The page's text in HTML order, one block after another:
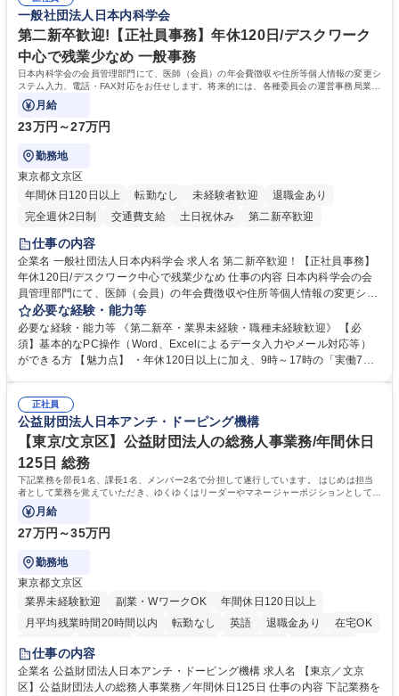
ン】業界未経験歓迎/自社ゲーム/WEB面接
一般社団法人日本内科学会
第二新卒歓迎!【正社員事務】年休120日/デスクワーク
中心で残業少なめ 一般事務
日本内科学会の会員管理部門にて、医師（会員）の年会費徴収や住所等個人情報の変更シ
ステム入力、電話・FAX対応をお任せします。将来的には、各種委員会の運営事務局業務
などにも幅広く携わっていただきます。
月給
23万円～27万円
勤務地
東京都文京区
年間休日120日以上
転勤なし 未経験者歓迎
退職金あり
完全週休2日制
交通費支給 土日祝休み 第二新卒歓迎
仕事の内容
企業名 一般社団法人日本内科学会 求人名 第二新卒歓迎！【正社員事務】
年休120日/デスクワーク中心で残業少なめ 仕事の内容 日本内科学会の会
員管理部門にて、医師（会員）の年会費徴収や住所等個人情報の変更シス
テム入力、電話・FAX対応をお任せします。将来的には、各種委員会の運
営事務局業務などにも幅広く携わっていただきます。 【会員管理・データ
入力業務】 ・医師（会員）の住所変更、個人情報のシステム登録・更新
・年会費の徴収管理や入金データの照合確認 【問い合わせ対応】 ・会員
年休120日/デスクワーク中心で残業少なめ
必要な経験・能力等
必要な経験・能力等 《第二新卒・業界未経験・職種未経験歓迎》 【必
須】基本的なPC操作（Word、Excelによるデータ入力やメール対応等）
ができる方 【魅力点】 ・年休120日以上に加え、9時～17時の「実働7時
整、資料作成、当日の運営サポート 学歴・資格 学歴：大学院 大学 語学
力： 資格：
正社員
公益財団法人日本アンチ・ドーピング機構
【東京/文京区】公益財団法人の総務人事業務/年間休日
125日 総務
下記業務を部長1名、課長1名、メンバー2名で分担して遂行しています。 はじめは担当
者として業務を覚えていただき、ゆくゆくはリーダーやマネージャーポジションとして活
躍いただくことを期待しています。
月給
27万円～35万円
勤務地
東京都文京区
業界未経験歓迎
副業・WワークOK
年間休日120日以上
月平均残業時間20時間以内
転勤なし 英語 退職金あり
在宅OK
賞与あり
育休あり
食事補助あり
仕事の内容
企業名 公益財団法人日本アンチ・ドーピング機構 求人名 【東京／文京
区】公益財団法人の総務人事業務／年間休日125日 仕事の内容 下記業務を